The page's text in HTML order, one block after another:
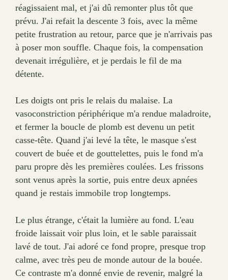
réagissaient mal, et j'ai dû remonter plus tôt que
prévu. J'ai refait la descente 3 fois, avec la même
petite frustration au retour, parce que je n'arrivais pas
à poser mon souffle. Chaque fois, la compensation
devenait irrégulière, et je perdais le fil de ma
détente.
Les doigts ont pris le relais du malaise. La
vasoconstriction périphérique m'a rendue maladroite,
et fermer la boucle de plomb est devenu un petit
casse-tête. Quand j'ai levé la tête, le masque s'est
couvert de buée et de gouttelettes, puis le fond m'a
paru propre dès les premières coulées. Les frissons
sont venus après la sortie, puis entre deux apnées
quand je restais immobile trop longtemps.
Le plus étrange, c'était la lumière au fond. L'eau
froide laissait voir plus loin, et le sable paraissait
lavé de tout. J'ai adoré ce fond propre, presque trop
calme, avec très peu de monde autour de la bouée.
Ce contraste m'a donné envie de revenir, malgré la